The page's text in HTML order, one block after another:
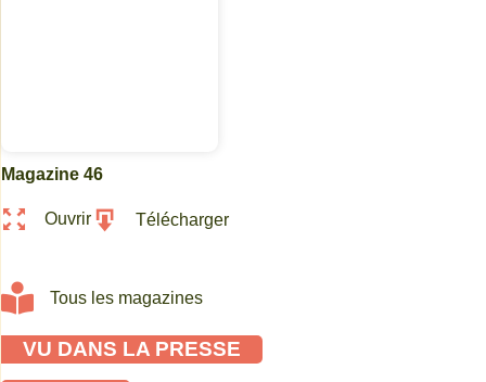
Magazine 46
Ouvrir Télécharger
Tous les magazines
VU DANS LA PRESSE